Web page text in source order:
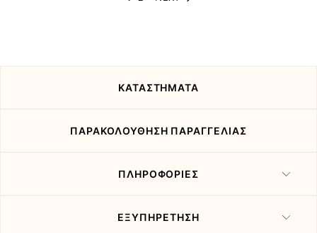
ΚΑΤΑΣΤΗΜΑΤΑ
ΠΑΡΑΚΟΛΟΥΘΗΣΗ ΠΑΡΑΓΓΕΛΙΑΣ
ΠΛΗΡΟΦΟΡΙΕΣ
ΕΞΥΠΗΡΕΤΗΣΗ